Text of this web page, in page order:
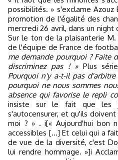
possibilités. » s'exclame
promotion de l'égalité des
mercredi 26 avril, dans un night
Sur le ton de la plaisanterie
de l'équipe de France de
me demande pourquoi ? Faite
discriminez pas ! » Plus
Pourquoi n'y a-t-il pas
pourquoi ne nous sommes
absence qui favorise le repli
insiste sur le fait que les
s'autocensurer, et qu'ils
moi ? » . i[« Aujourd'hui bon
accessibles […] Et celui qui a
de vue de la diversité, c'est
lui rendre hommage. »]i